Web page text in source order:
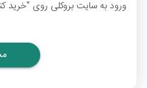
ورود به سایت بروکلی روی "خرید